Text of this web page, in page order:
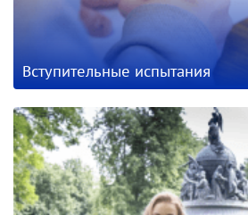
Вступительные испытания